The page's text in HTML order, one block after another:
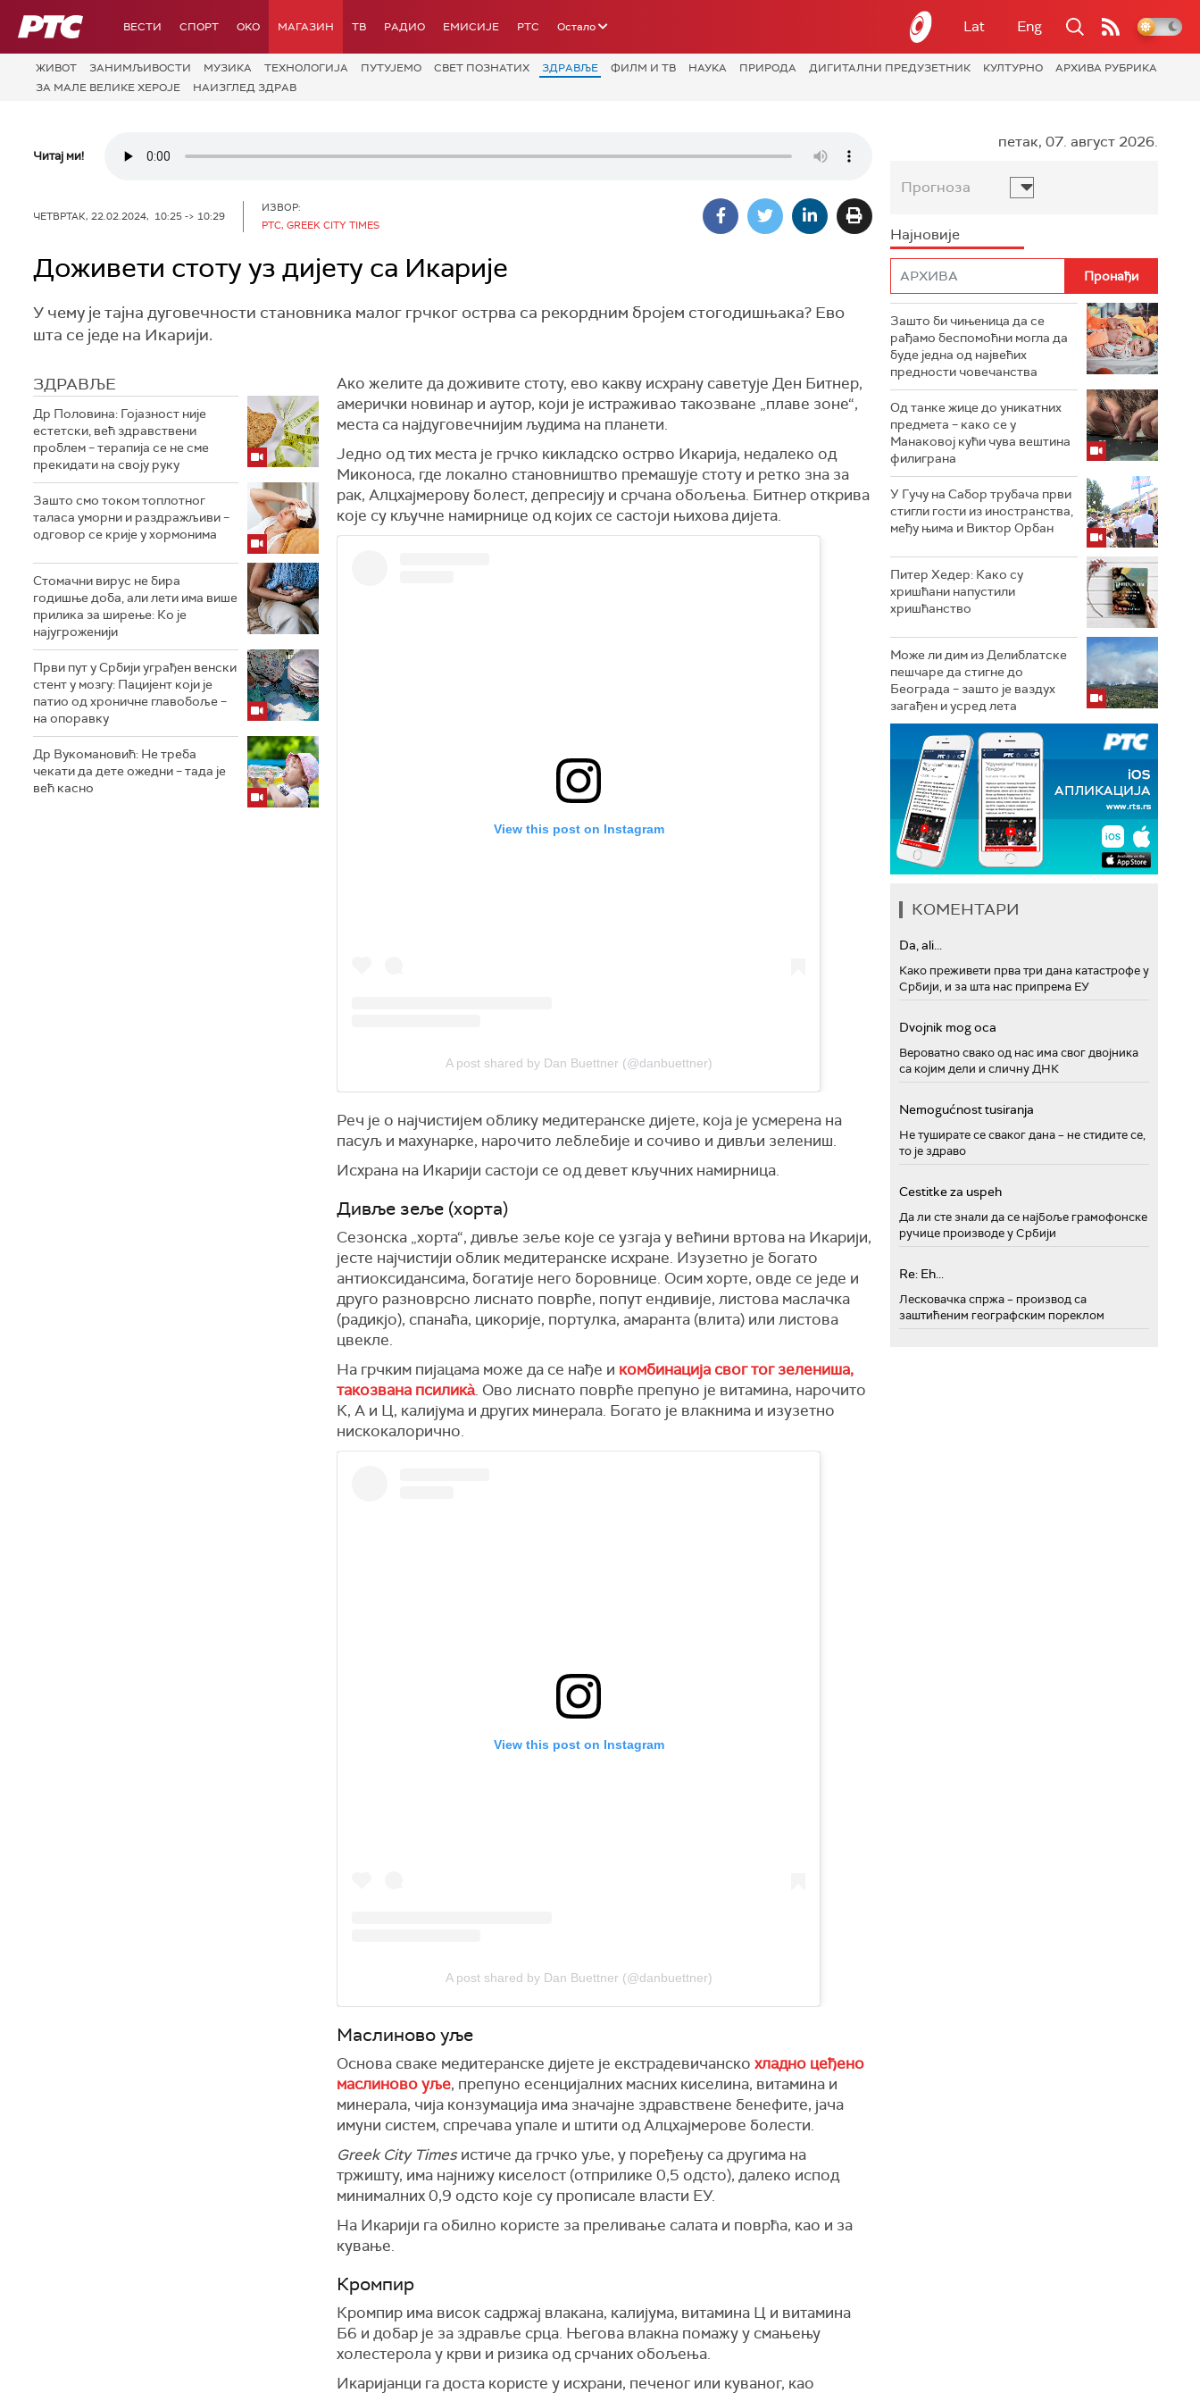
РТС ВЕСТИ СПОРТ OKO МАГАЗИН ТВ РАДИО ЕМИСИЈЕ РТС Остало Lat Eng
ЖИВОТ ЗАНИМЉИВОСТИ МУЗИКА ТЕХНОЛОГИЈA ПУТУЈЕМО СВЕТ ПОЗНАТИХ ЗДРАВЉЕ ФИЛМ И ТВ НАУКА ПРИРОДА ДИГИТАЛНИ ПРЕДУЗЕТНИК КУЛТУРНО
АРХИВА РУБРИКА
ЗА МАЛЕ ВЕЛИКЕ ХЕРОЈЕ
НАИЗГЛЕД ЗДРАВ
Читај ми!
ЧЕТВРТАК, 22.02.2024, 10:25 -> 10:29
ИЗВОР:
РТС, GREEK CITY TIMES
Доживети стоту уз дијету са Икарије
У чему је тајна дуговечности становника малог грчког острва са рекордним бројем стогодишњака? Ево
шта се једе на Икарији.
ЗДРАВЉЕ
Др Половина: Гојазност није
естетски, већ здравствени
проблем – терапија се не сме
прекидати на своју руку
Зашто смо током топлотног
таласа уморни и раздражљиви –
одговор се крије у хормонима
Стомачни вирус не бира
годишње доба, али лети има више
прилика за ширење: Ко је
најугроженији
Први пут у Србији уграђен венски
стент у мозгу: Пацијент који је
патио од хроничне главобоље –
на опоравку
Др Вукомановић: Не треба
чекати да дете ожедни – тада је
већ касно
Ако желите да доживите стоту, ево какву исхрану саветује Ден Битнер,
амерички новинар и аутор, који је истраживао такозване „плаве зоне“,
места са најдуговечнијим људима на планети.
Једно од тих места је грчко кикладско острво Икарија, недалеко од
Миконоса, где локално становништво премашује стоту и ретко зна за
рак, Алцхајмерову болест, депресију и срчана обољења. Битнер открива
које су кључне намирнице од којих се састоји њихова дијета.
View this post on Instagram
A post shared by Dan Buettner (@danbuettner)
Реч је о најчистијем облику медитеранске дијете, која је усмерена на
пасуљ и махунарке, нарочито леблебије и сочиво и дивљи зелениш.
Исхрана на Икарији састоји се од девет кључних намирница.
Дивље зеље (хорта)
Сезонска „хорта“, дивље зеље које се узгаја у већини вртова на Икарији,
јесте најчистији облик медитеранске исхране. Изузетно је богато
антиоксидансима, богатије него боровнице. Осим хорте, овде се једе и
друго разноврсно лиснато поврће, попут ендивије, листова маслачка
(радикјо), спанаћа, цикорије, портулка, амаранта (влита) или листова
цвекле.
На грчким пијацама може да се нађе и комбинација свог тог зелениша,
такозвана псиликà. Ово лиснато поврће препуно је витамина, нарочито
К, А и Ц, калијума и других минерала. Богато је влакнима и изузетно
нискокалорично.
View this post on Instagram
A post shared by Dan Buettner (@danbuettner)
Маслиново уље
Основа сваке медитеранске дијете је екстрадевичанско хладно цеђено
маслиново уље, препуно есенцијалних масних киселина, витамина и
минерала, чија конзумација има значајне здравствене бенефите, јача
имуни систем, спречава упале и штити од Алцхајмерове болести.
Greek City Timesистиче да грчко уље, у поређењу са другима на
тржишту, има најнижу киселост (отприлике 0,5 одсто), далеко испод
минималних 0,9 одсто које су прописале власти ЕУ.
На Икарији га обилно користе за преливање салата и поврћа, као и за
кување.
Кромпир
Кромпир има висок садржај влакана, калијума, витамина Ц и витамина
Б6 и добар је за здравље срца. Његова влакна помажу у смањењу
холестерола у крви и ризика од срчаних обољења.
Икаријанци га доста користе у исхрани, печеног или куваног, као
петак, 07. август 2026.
Прогноза
Најновије
Зашто би чињеница да се
рађамо беспомоћни могла да
буде једна од највећих
предности човечанства
Од танке жице до уникатних
предмета – како се у
Манаковој кући чува вештина
филиграна
У Гучу на Сабор трубача први
стигли гости из иностранства,
међу њима и Виктор Орбан
Питер Хедер: Како су
хришћани напустили
хришћанство
Може ли дим из Делиблатске
пешчаре да стигне до
Београда – зашто је ваздух
загађен и усред лета
КОМЕНТАРИ
Da, ali...
Како преживети прва три дана катастрофе у
Србији, и за шта нас припрема ЕУ
Dvojnik mog oca
Вероватно свако од нас има свог двојника
са којим дели и сличну ДНК
Nemogućnost tusiranja
Не туширате се сваког дана – не стидите се,
то је здраво
Cestitke za uspeh
Да ли сте знали да се најбоље грамофонске
ручице производе у Србији
Re: Eh...
Лесковачка спржа – производ са
заштићеним географским пореклом